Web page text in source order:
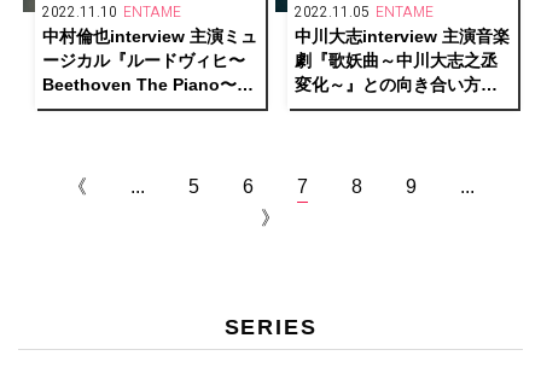
2022.11.10 ENTAME
中村倫也interview 主演ミュ
ージカル『ルードヴィヒ〜
Beethoven The Piano〜』
への想いと表現へ向かう原
2022.11.05 ENTAME
中川大志interview 主演音楽
劇『歌妖曲～中川大志之丞
変化～』との向き合い方と
煌めきの根源を語る
《 ... 5 6 7 8 9
...
》
SERIES